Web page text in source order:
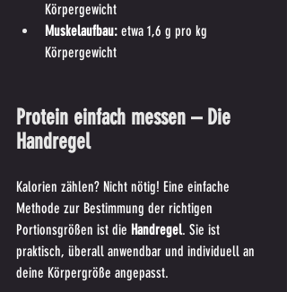
Körpergewicht
Muskelaufbau: etwa 1,6 g pro kg
Körpergewicht
Protein einfach messen – Die
Handregel
Kalorien zählen? Nicht nötig! Eine einfache
Methode zur Bestimmung der richtigen
Portionsgrößen ist die Handregel. Sie ist
praktisch, überall anwendbar und individuell an
deine Körpergröße angepasst.